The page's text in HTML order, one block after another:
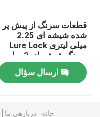
خانه
محصولات
دربارهی ما
قطعات سرنگ از پیش پر
شده شیشه ای 2.25
میلی لیتری Lure Lock
سرنگ شیشه ای 3 میلی
لیتری
ارسال سؤال
خانه دربارهی ما